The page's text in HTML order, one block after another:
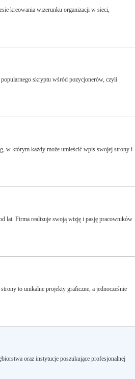
kreowania wizerunku organizacji w sieci,
skryptu wśród pozycjonerów, czyli
w którym każdy może umieścić wpis swojej strony i
lat. Firma realizuje swoją wizję i pasję pracowników
to unikalne projekty graficzne, a jednocześnie
oraz instytucje poszukujące profesjonalnej